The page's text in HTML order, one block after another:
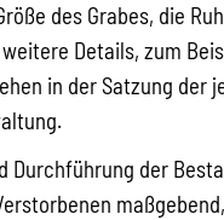
des Grabes, die
Details, zum
in der Satzung der
Durchführung der